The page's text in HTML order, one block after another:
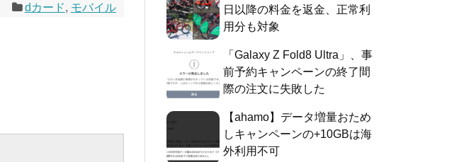
dカード, モバイル
日以降の料金を返金、正常利
用分も対象
「Galaxy Z Fold8 Ultra」、事
前予約キャンペーンの終了間
際の注文に失敗した
【ahamo】データ増量おため
しキャンペーンの+10GBは海
外利用不可